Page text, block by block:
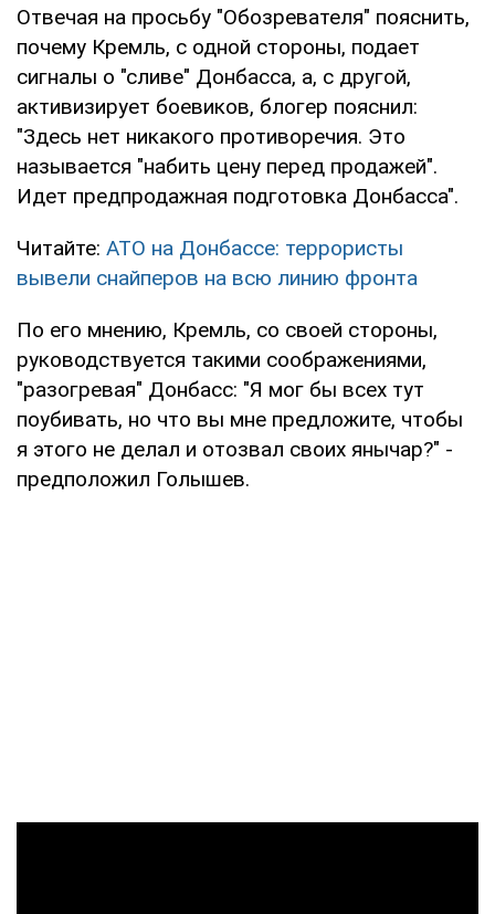
Отвечая на просьбу "Обозревателя" пояснить,
почему Кремль, с одной стороны, подает
сигналы о "сливе" Донбасса, а, с другой,
активизирует боевиков, блогер пояснил:
"Здесь нет никакого противоречия. Это
называется "набить цену перед продажей".
Идет предпродажная подготовка Донбасса".
Читайте: АТО на Донбассе: террористы
вывели снайперов на всю линию фронта
По его мнению, Кремль, со своей стороны,
руководствуется такими соображениями,
"разогревая" Донбасс: "Я мог бы всех тут
поубивать, но что вы мне предложите, чтобы
я этого не делал и отозвал своих янычар?" -
предположил Голышев.